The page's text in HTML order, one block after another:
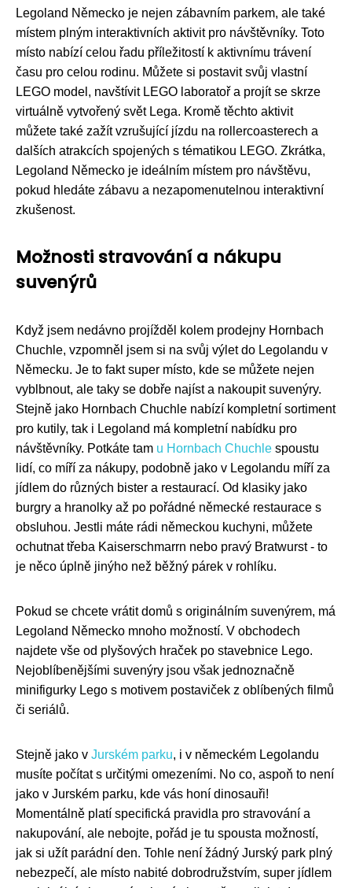
Legoland Německo je nejen zábavním parkem, ale také
místem plným interaktivních aktivit pro návštěvníky. Toto
místo nabízí celou řadu příležitostí k aktivnímu trávení
času pro celou rodinu. Můžete si postavit svůj vlastní
LEGO model, navštívit LEGO laboratoř a projít se skrze
virtuálně vytvořený svět Lega. Kromě těchto aktivit
můžete také zažít vzrušující jízdu na rollercoasterech a
dalších atrakcích spojených s tématikou LEGO. Zkrátka,
Legoland Německo je ideálním místem pro návštěvu,
pokud hledáte zábavu a nezapomenutelnou interaktivní
zkušenost.
Možnosti stravování a nákupu
suvenýrů
Když jsem nedávno projížděl kolem prodejny Hornbach
Chuchle, vzpomněl jsem si na svůj výlet do Legolandu v
Německu. Je to fakt super místo, kde se můžete nejen
vyblbnout, ale taky se dobře najíst a nakoupit suvenýry.
Stejně jako Hornbach Chuchle nabízí kompletní sortiment
pro kutily, tak i Legoland má kompletní nabídku pro
návštěvníky. Potkáte tam u Hornbach Chuchle spoustu
lidí, co míří za nákupy, podobně jako v Legolandu míří za
jídlem do různých bister a restaurací. Od klasiky jako
burgry a hranolky až po pořádné německé restaurace s
obsluhou. Jestli máte rádi německou kuchyni, můžete
ochutnat třeba Kaiserschmarrn nebo pravý Bratwurst - to
je něco úplně jinýho než běžný párek v rohlíku.
Pokud se chcete vrátit domů s originálním suvenýrem, má
Legoland Německo mnoho možností. V obchodech
najdete vše od plyšových hraček po stavebnice Lego.
Nejoblíbenějšími suvenýry jsou však jednoznačně
minifigurky Lego s motivem postaviček z oblíbených filmů
či seriálů.
Stejně jako v Jurském parku, i v německém Legolandu
musíte počítat s určitými omezeními. No co, aspoň to není
jako v Jurském parku, kde vás honí dinosauři!
Momentálně platí specifická pravidla pro stravování a
nakupování, ale nebojte, pořád je tu spousta možností,
jak si užít parádní den. Tohle není žádný Jurský park plný
nebezpečí, ale místo nabité dobrodružstvím, super jídlem